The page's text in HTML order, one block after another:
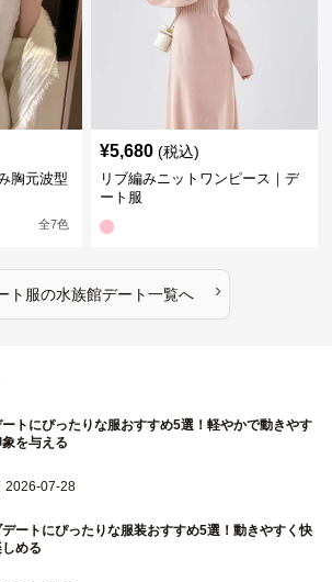
胸元波型
全7色
¥5,680 (税込)
リブ編みニットワンピース｜デ
ート服
ト服の水族館デート一覧へ ›
トにぴったりな服おすすめ5選！軽やかで動きやす
象を与える
2026-07-28
デートにぴったりな服装おすすめ5選！動きやすく快
める